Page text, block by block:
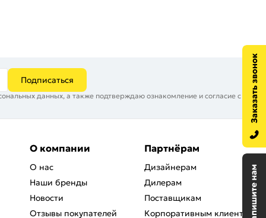
Подписаться
данных, а также подтверждаю ознакомление и согласие с
О компании
О нас
Наши бренды
Новости
Отзывы покупателей
Партнёрам
Дизайнерам
Дилерам
Поставщикам
Корпоративным клиентам